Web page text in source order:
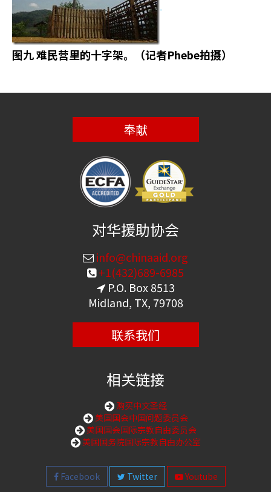
图九难民营里的十字架。（记者Phebe拍摄）
奉献
对华援助协会
info@chinaaid.org
+1(432)689-6985
P.O. Box 8513
Midland, TX, 79708
联系我们
相关链接
购买中文圣经
美国国会中国问题委员会
美国国会国际宗教自由委员会
美国国务院国际宗教自由办公室
Facebook Twitter Youtube